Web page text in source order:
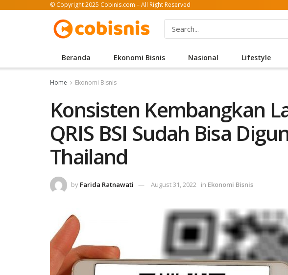
© Copyright 2025 Cobinis.com – All Right Reserved
Beranda Ekonomi Bisnis Nasional Lifestyle
Home Ekonomi Bisnis
Konsisten Kembangkan
QRIS BSI Sudah Bisa
Thailand
by Farida Ratnawati August 31, 2022 in Ekonomi Bisnis